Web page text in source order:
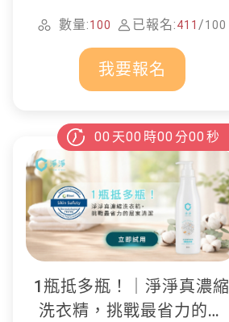
防蚊液
數量:100 已報名:411 /100
我要報名
00 天00 時00 分00 秒
1瓶抵多瓶！｜淨淨真濃縮
洗衣精，挑戰最省力的居